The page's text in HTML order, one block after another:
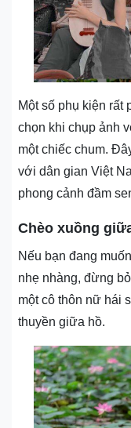
Một số phụ kiện
chọn khi chụp ảnh
một chiếc chum.
với dân gian Việt
phong cảnh đầm
Chèo xuồng
Nếu bạn đang
nhẹ nhàng, đừng
một cô thôn nữ hái
thuyền giữa hồ.